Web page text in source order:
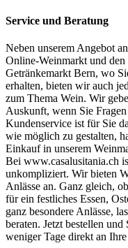
Service und Beratung
Neben unserem Angebot
Online-Weinmarkt und
Getränkemarkt Bern, wo
erhalten, bieten wir auch
zum Thema Wein. Wir
Auskunft, wenn Sie
Kundenservice ist für Sie
wie möglich zu gestalten,
Einkauf in unserem
Bei www.casalusitania.ch
unkompliziert. Wir bieten
Anlässe an. Ganz gleich,
für ein festliches Essen,
ganz besondere Anlässe,
beraten. Jetzt bestellen
weniger Tage direkt an